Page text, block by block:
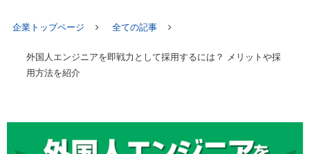
企業トップページ 全ての記事
外国人エンジニアを即戦力として採用するには？ メリットや採
用方法を紹介